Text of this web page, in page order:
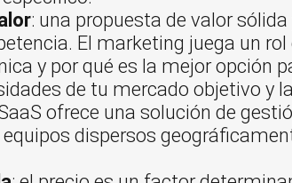
: una propuesta de valor
El marketing juega un
y por qué es la mejor opción
de tu mercado objetivo y
ofrece una solución de
dispersos